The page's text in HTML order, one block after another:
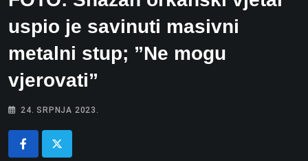
uspio je savinuti masivni
metalni stup; ”Ne mogu
vjerovati”
24. SRPNJA 2023.